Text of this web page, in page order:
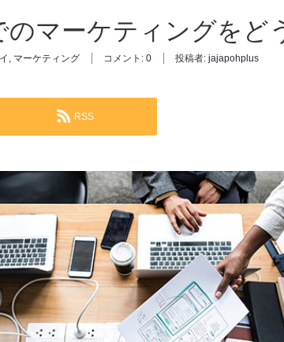
のマーケティングをど
マーケティング コメント: 0 投稿者: jajapohplus
RSS